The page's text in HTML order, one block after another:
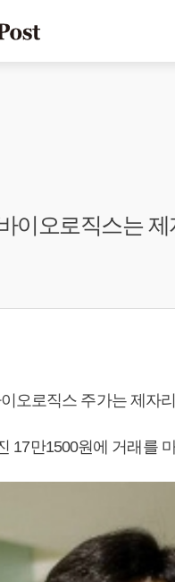
이오로직스는 제
오로직스 주가는 제자
17만1500원에 거래를